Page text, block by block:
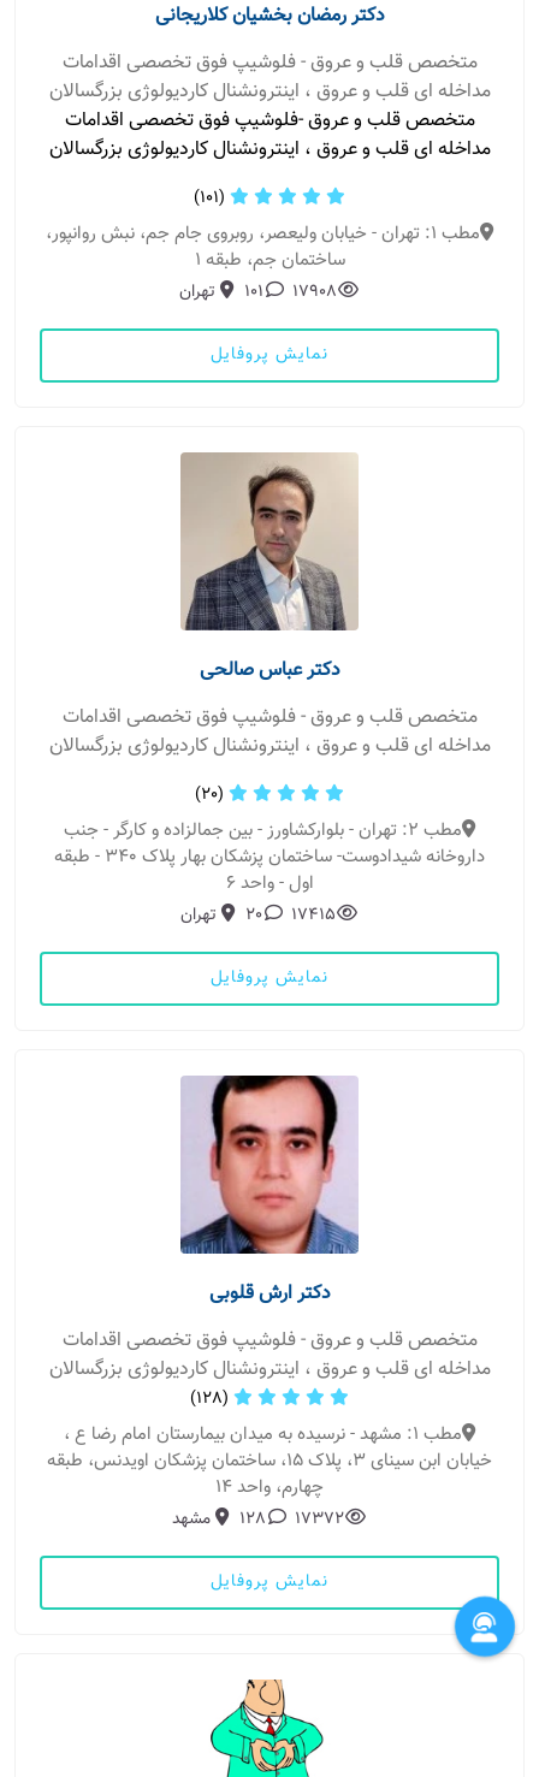
دکتر رمضان بخشیان کلاریجانی
متخصص قلب و عروق - فلوشیپ فوق تخصصی اقدامات
مداخله ای قلب و عروق ، اینترونشنال کاردیولوژی بزرگسالان
متخصص قلب و عروق -فلوشیپ فوق تخصصی اقدامات
مداخله ای قلب و عروق ، اینترونشنال کاردیولوژی بزرگسالان
(101)
مطب 1: تهران - خیابان ولیعصر، روبروی جام جم، نبش روانپور،
ساختمان جم، طبقه 1
17908
101 تهران
نمایش پروفایل
دکتر عباس صالحی
متخصص قلب و عروق - فلوشیپ فوق تخصصی اقدامات
مداخله ای قلب و عروق ، اینترونشنال کاردیولوژی بزرگسالان
(20)
مطب 2: تهران - بلوارکشاورز - بین جمالزاده و کارگر - جنب
داروخانه شیدادوست- ساختمان پزشکان بهار پلاک 340 - طبقه
اول - واحد 6
17415
20 تهران
نمایش پروفایل
دکتر ارش قلوبی
متخصص قلب و عروق - فلوشیپ فوق تخصصی اقدامات
مداخله ای قلب و عروق ، اینترونشنال کاردیولوژی بزرگسالان
(128)
مطب 1: مشهد - نرسیده به میدان بیمارستان امام رضا ع ،
خیابان ابن سینای 3، پلاک 15، ساختمان پزشکان اویدنس، طبقه
چهارم، واحد 14
17372
128 مشهد
نمایش پروفایل